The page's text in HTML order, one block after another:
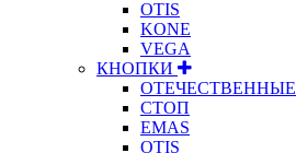
OTIS
KONE
VEGA
КНОПКИ
ОТЕЧЕСТВЕННЫЕ
СТОП
EMAS
OTIS